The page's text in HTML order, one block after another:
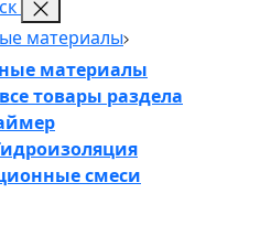
материалы
материалы
товары раздела
смеси